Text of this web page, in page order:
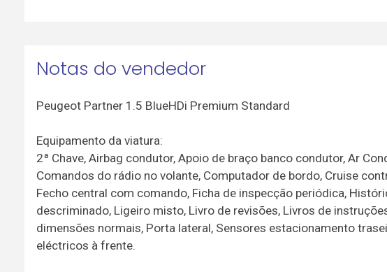
Notas do vendedor
Peugeot Partner 1.5 BlueHDi Premium Standard
Equipamento da viatura:
2ª Chave, Airbag condutor, Apoio de braço banco condutor, Ar
Comandos do rádio no volante, Computador de bordo, Cruise
Fecho central com comando, Ficha de inspecção periódica,
descriminado, Ligeiro misto, Livro de revisões, Livros de
dimensões normais, Porta lateral, Sensores estacionamento
eléctricos à frente.